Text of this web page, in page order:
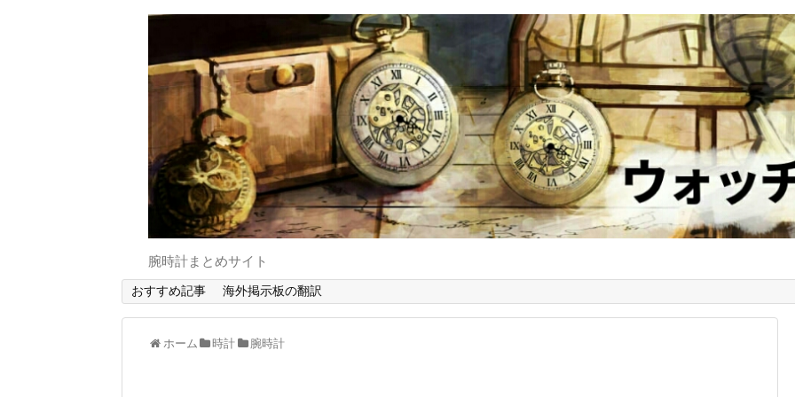
腕時計まとめサイト
おすすめ記事 海外掲示板の翻訳
ホーム 時計 腕時計